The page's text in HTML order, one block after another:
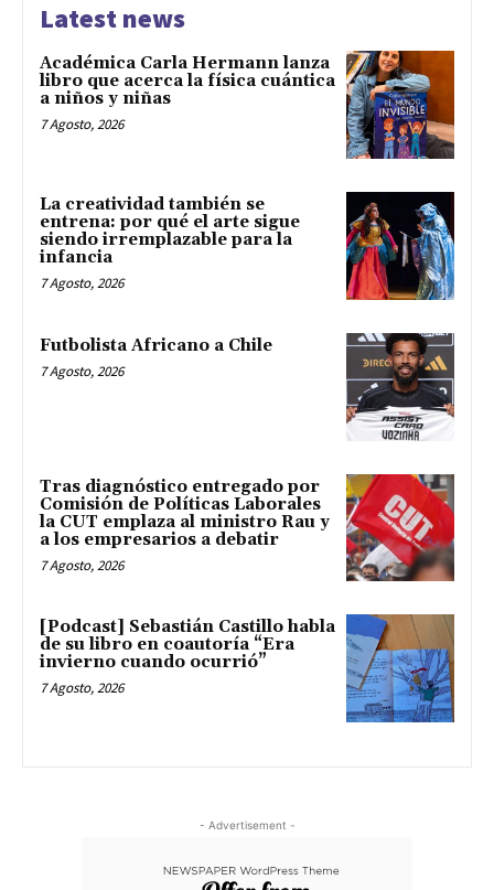
Latest news
Académica Carla Hermann lanza
libro que acerca la física cuántica
a niños y niñas
7 Agosto, 2026
La creatividad también se
entrena: por qué el arte sigue
siendo irremplazable para la
infancia
7 Agosto, 2026
Futbolista Africano a Chile
7 Agosto, 2026
Tras diagnóstico entregado por
Comisión de Políticas Laborales
la CUT emplaza al ministro Rau y
a los empresarios a debatir
7 Agosto, 2026
[Podcast] Sebastián Castillo habla
de su libro en coautoría “Era
invierno cuando ocurrió”
7 Agosto, 2026
- Advertisement -